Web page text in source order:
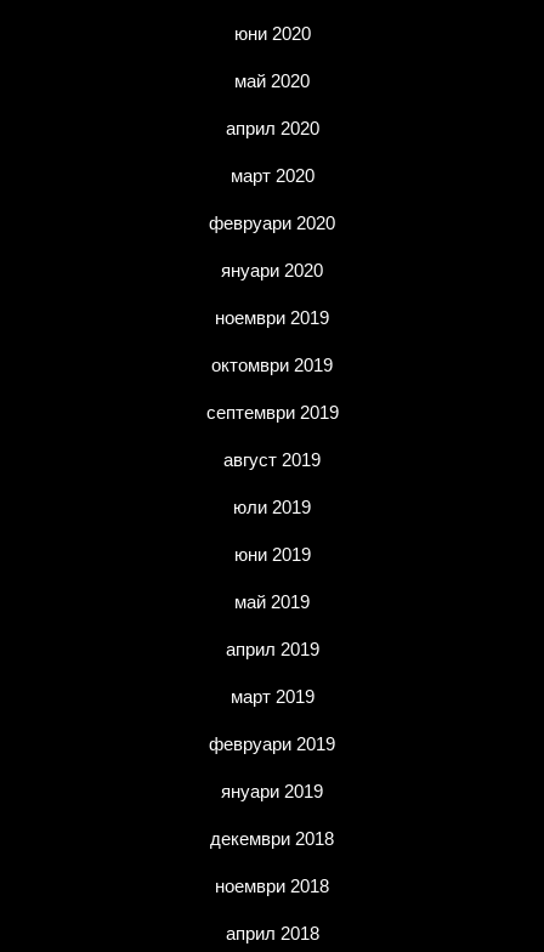
юни 2020
май 2020
април 2020
март 2020
февруари 2020
януари 2020
ноември 2019
октомври 2019
септември 2019
август 2019
юли 2019
юни 2019
май 2019
април 2019
март 2019
февруари 2019
януари 2019
декември 2018
ноември 2018
април 2018